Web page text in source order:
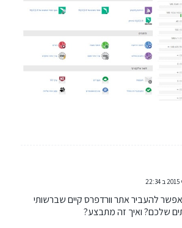
להעביר אתר וורדפרס קיים שברשותי
שלכם? ואיך זה מתבצע?